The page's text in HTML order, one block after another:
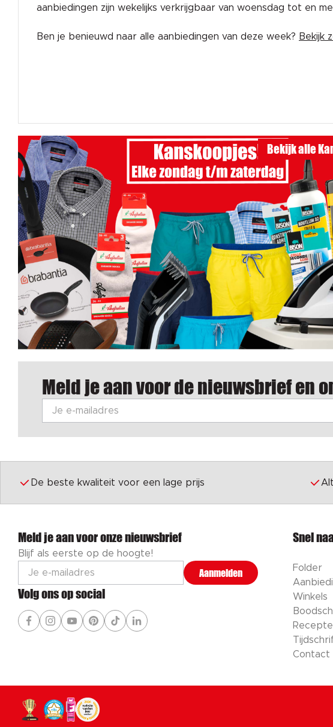
aanbiedingen zijn wekelijks verkrijgbaar van woensdag tot en
Ben je benieuwd naar alle aanbiedingen van deze week? Bekijk
Bekijk alle
Meld je aan voor de nieuwsbrief en
De beste kwaliteit voor een lage prijs
Meld je aan voor onze nieuwsbrief
Blijf als eerste op de hoogte!
Aanmelden
Volg ons op social
Snel
Folder
Winkels
Contact